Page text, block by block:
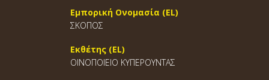
Εμπορική Ονομασία (EL)
ΣΚΟΠΟΣ
Εκθέτης (EL)
ΟΙΝΟΠΟΙΕΙΟ ΚΥΠΕΡΟΥΝΤΑΣ